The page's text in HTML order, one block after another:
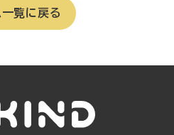
一覧に戻る